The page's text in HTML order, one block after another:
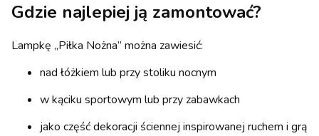
Gdzie najlepiej ją zamontować?
Lampkę „Piłka Nożna” można zawiesić:
nad łóżkiem lub przy stoliku nocnym
w kąciku sportowym lub przy zabawkach
jako część dekoracji ściennej inspirowanej ruchem i grą